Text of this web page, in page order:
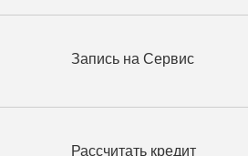
Запись на Сервис
Рассчитать кредит